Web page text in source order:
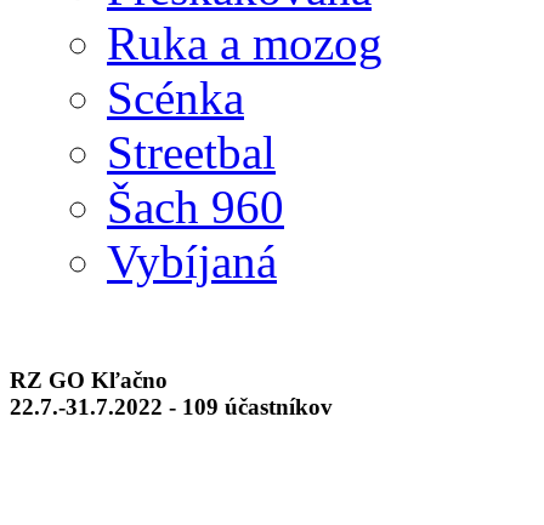
Ruka a mozog
Scénka
Streetbal
Šach 960
Vybíjaná
RZ GO Kľačno
22.7.-31.7.2022 - 109 účastníkov